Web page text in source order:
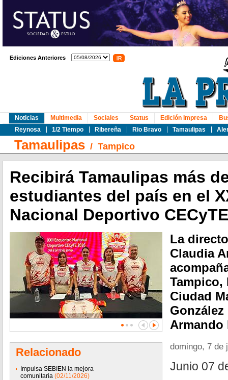
Ediciones Anteriores
Noticias
Reynosa
1/2 Tiempo Ribereña Rio Bravo Tamaulipas
Multimedia Sociales Status Edición Impresa
Tamaulipas / Tampico
Recibirá Tamaulipas más
estudiantes del país en el
Nacional Deportivo
Relacionado
Impulsa SEBIEN la mejora
comunitaria (02/11/2026)
La
Claudia
Tampico,
Ciudad
Armando
domingo, 7 de
Junio 07